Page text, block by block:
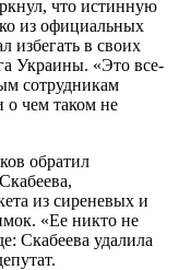
что истинную
из официальных
избегать в своих
Украины. «Это все-
сотрудникам
о чем таком не
обратил
из сиреневых и
«Ее никто не
Скабеева удалила